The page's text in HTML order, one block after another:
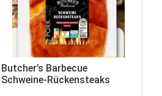
Butcher’s Barbecue
Schweine-Rückensteaks